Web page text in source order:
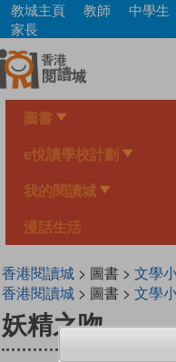
Skip
main
content
教城主頁 教師 中學生
家長
圖書
e悅讀學校計劃
我的閱讀城
漫話生活
香港閱讀城> 圖書 > 文學
香港閱讀城> 圖書 > 文學
妖精之吻